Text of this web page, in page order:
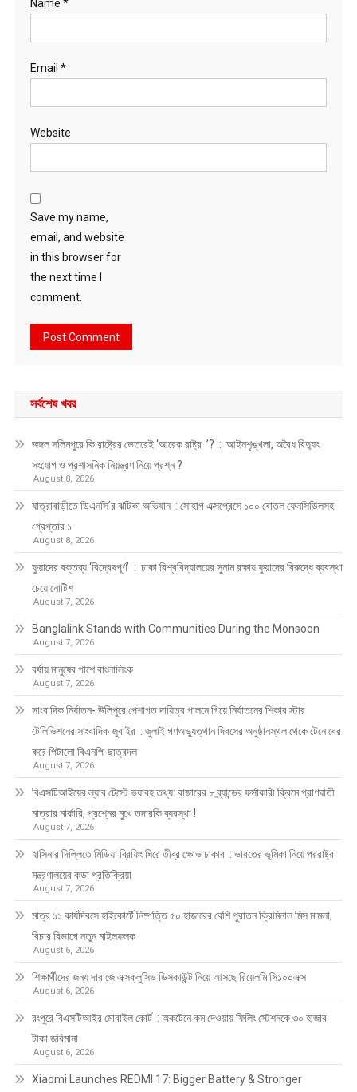
Name *
Email *
Website
Save my name,
email, and website
in this browser for
the next time I
comment.
সর্বশেষ খবর
জঙ্গল সলিমপুরে কি রাষ্ট্রের ভেতরেই ‘আরেক রাষ্ট্র ’? : আইনশৃঙ্খলা, অবৈধ বিদ্যুৎ
সংযোগ ও প্রশাসনিক নিয়ন্ত্রণ নিয়ে প্রশ্ন ?
August 8, 2026
যাত্রাবাড়ীতে ডিএনসি’র ঝটিকা অভিযান : সোহাগ এক্সপ্রেসে ১০০ বোতল ফেনসিডিলসহ
গ্রেপ্তার ১
August 8, 2026
ফুয়াদের বক্তব্য ‘বিদ্বেষপূর্ণ’ : ঢাকা বিশ্ববিদ্যালয়ের সুনাম রক্ষায় ফুয়াদের বিরুদ্ধে ব্যবস্থা
চেয়ে নোটিশ
August 7, 2026
Banglalink Stands with Communities During the Monsoon
August 7, 2026
বর্ষায় মানুষের পাশে বাংলালিংক
August 7, 2026
সাংবাদিক নির্যাতন- উলিপুরে পেশাগত দায়িত্ব পালনে গিয়ে নির্যাতনের শিকার স্টার
টেলিভিশনের সাংবাদিক জুবাইর : জুলাই গণঅভ্যুত্থান দিবসের অনুষ্ঠানস্থল থেকে টেনে বের
করে পিটালো বিএনপি-ছাত্রদল
August 7, 2026
বিএসটিআইয়ের ল্যাব টেস্টে ভয়াবহ তথ্য: বাজারের ৮ ব্র্যান্ডের ফর্সাকারী ক্রিমে প্রাণঘাতী
মাত্রার মার্কারি, প্রশ্নের মুখে তদারকি ব্যবস্থা !
August 7, 2026
হাসিনার দিল্লিতে মিডিয়া ব্রিফিং ঘিরে তীব্র ক্ষোভ ঢাকার : ভারতের ভূমিকা নিয়ে পররাষ্ট্র
মন্ত্রণালয়ের কড়া প্রতিক্রিয়া
August 7, 2026
মাত্র ১১ কার্যদিবসে হাইকোর্টে নিষ্পত্তি ৫০ হাজারের বেশি পুরাতন ক্রিমিনাল মিস মামলা,
বিচার বিভাগে নতুন মাইলফলক
August 6, 2026
শিক্ষার্থীদের জন্য দারাজে এক্সক্লুসিভ ডিসকাউন্ট নিয়ে আসছে রিয়েলমি সি১০০এক্স
August 6, 2026
রংপুরে বিএসটিআইর মোবাইল কোর্ট : অকটেনে কম দেওয়ায় ফিলিং স্টেশনকে ৩০ হাজার
টাকা জরিমানা
August 6, 2026
Xiaomi Launches REDMI 17: Bigger Battery & Stronger